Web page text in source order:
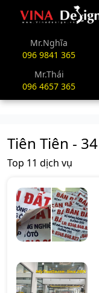
vinadesign.vn
Mr.Nghĩa
096 9841 365
Mr.Thái
096 4657 365
Tiên Tiên - 34
Top 11 dịch vụ